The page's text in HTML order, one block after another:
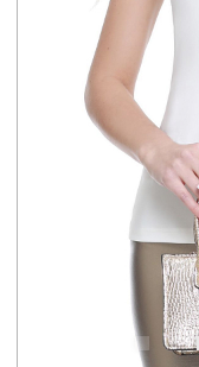
ЖУРНАЛ
О НАС
СКИДКИ
ЧАСТО
ОПТОВЫМ